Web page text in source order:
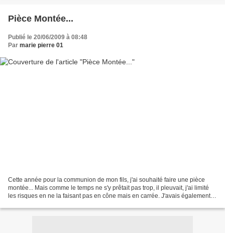
Pièce Montée...
Publié le 20/06/2009 à 08:48
Par marie pierre 01
Cette année pour la communion de mon fils, j'ai souhaité faire une pièce
montée... Mais comme le temps ne s'y prêtait pas trop, il pleuvait, j'ai limité
les risques en ne la faisant pas en cône mais en carrée. J'avais également